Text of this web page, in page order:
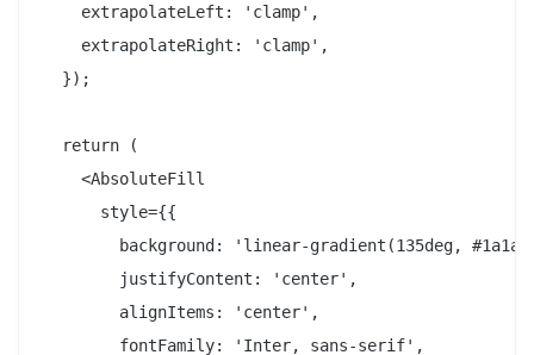
    extrapolateLeft: 'clamp',
    extrapolateRight: 'clamp',
  });
  return (
    <AbsoluteFill
      style={{
background: 'linear-gradient(135deg,
        justifyContent: 'center',
        alignItems: 'center',
        fontFamily: 'Inter, sans-serif',